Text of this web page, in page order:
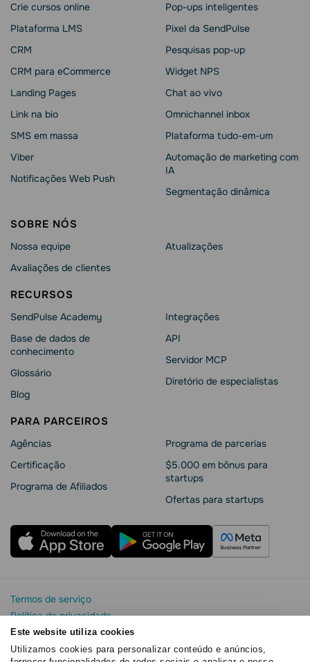
Este website utiliza cookies
Utilizamos cookies para personalizar conteúdo e anúncios,
Crie cursos online
Plataforma LMS
CRM
CRM para eCommerce
Landing Pages
Link na bio
SMS em massa
Viber
Notificações Web Push
Pop-ups inteligentes
Pixel da SendPulse
Pesquisas pop-up
Widget NPS
Chat ao vivo
Omnichannel inbox
Plataforma tudo-em-um
Automação de marketing com
IA
Segmentação dinâmica
SOBRE NÓS
Nossa equipe
Avaliações de clientes
Atualizações
RECURSOS
SendPulse Academy
Base de dados de
conhecimento
Glossário
Blog
Integrações
API
Servidor MCP
Diretório de especialistas
PARA PARCEIROS
Agências
Сertificação
Programa de Afiliados
Programa de parcerias
$5.000 em bônus para
startups
Ofertas para startups
Termos de serviço
Política de privacidade
Segurança e privacidade da SendPulse
Declaração de Cookie